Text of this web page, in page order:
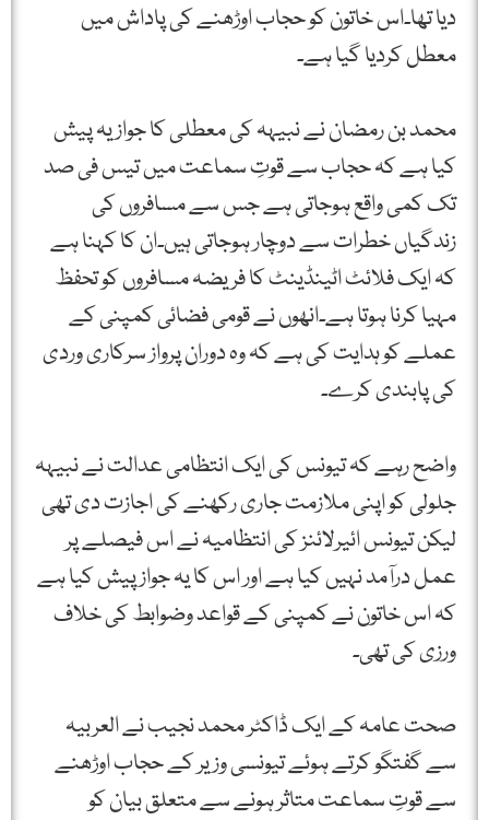
دیا تھا۔اس خاتون کو حجاب اوڑھنے کی پاداش میں
معطل کردیا گیا ہے۔
محمد بن رمضان نے نبیہہ کی معطلی کا جواز یہ پیش
کیا ہے کہ حجاب سے قوتِ سماعت میں تیس فی صد
تک کمی واقع ہوجاتی ہے جس سے مسافروں کی
زندگیاں خطرات سے دوچار ہوجاتی ہیں۔ان کا کہنا ہے
کہ ایک فلائٹ اٹینڈینٹ کا فریضہ مسافروں کو تحفظ
مہیا کرنا ہوتا ہے۔انھوں نے قومی فضائی کمپنی کے
عملے کو ہدایت کی ہے کہ وہ دوران پرواز سرکاری وردی
کی پابندی کرے۔
واضح رہے کہ تیونس کی ایک انتظامی عدالت نے نبیہہ
جلولی کو اپنی ملازمت جاری رکھنے کی اجازت دی تھی
لیکن تیونس ائیرلائنز کی انتظامیہ نے اس فیصلے پر
عمل درآمد نہیں کیا ہے اور اس کا یہ جواز پیش کیا ہے
کہ اس خاتون نے کمپنی کے قواعد وضوابط کی خلاف
ورزی کی تھی۔
صحت عامہ کے ایک ڈاکٹر محمد نجیب نے العربیہ
سے گفتگو کرتے ہوئے تیونسی وزیر کے حجاب اوڑھنے
سے قوتِ سماعت متاثر ہونے سے متعلق بیان کو